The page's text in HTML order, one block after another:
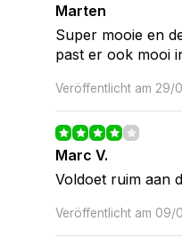
Marten
Super mooie en
past er ook mooi
Veröffentlicht am 29/
Marc V.
Voldoet ruim aan
Veröffentlicht am 09/